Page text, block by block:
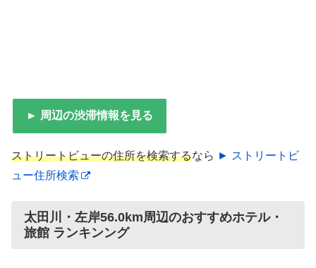
► 周辺の渋滞情報を見る
ストリートビューの住所を検索するなら ► ストリートビ
ュー住所検索
太田川・左岸56.0km周辺のおすすめホテル・
旅館 ランキンング